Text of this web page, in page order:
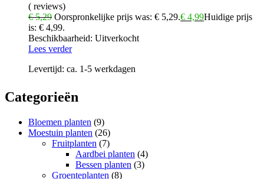
( reviews)
€5,29 Oorspronkelijke prijs was: € 5,29.€ 4,99Huidige prijs
is: € 4,99.
Beschikbaarheid: Uitverkocht
Lees verder
Levertijd: ca. 1-5 werkdagen
Categorieën
Bloemen planten (9)
Moestuin planten (26)
Fruitplanten (7)
Aardbei planten (4)
Bessen planten (3)
Groenteplanten (8)